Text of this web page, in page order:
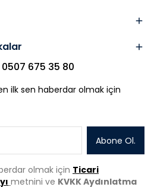
675 35 80
ilk sen haberdar olmak için
Abone Ol.
olmak için Ticari
metnini ve KVKK Aydınlatma